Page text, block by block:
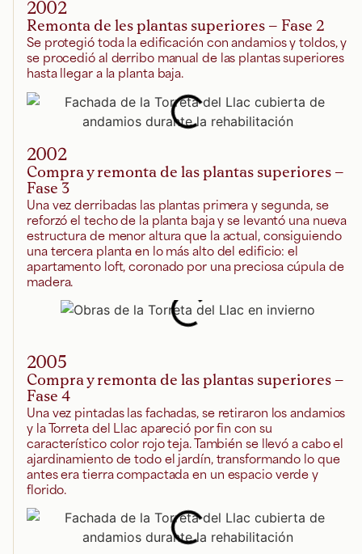
2002
Remonta de les plantas superiores – Fase 2
Se protegió toda la edificación con andamios y toldos, y
se procedió al derribo manual de las plantas superiores
hasta llegar a la planta baja.
2002
Compra y remonta de las plantas superiores –
Fase 3
Una vez derribadas las plantas primera y segunda, se
reforzó el techo de la planta baja y se levantó una nueva
estructura de menor altura que la actual, consiguiendo
una tercera planta en lo más alto del edificio: el
apartamento loft, coronado por una preciosa cúpula de
madera.
2005
Compra y remonta de las plantas superiores –
Fase 4
Una vez pintadas las fachadas, se retiraron los andamios
y la Torreta del Llac apareció por fin con su
característico color rojo teja. También se llevó a cabo el
ajardinamiento de todo el jardín, transformando lo que
antes era tierra compactada en un espacio verde y
florido.